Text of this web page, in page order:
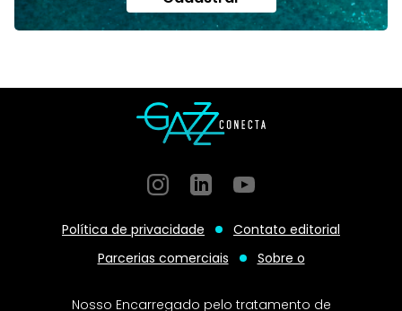
InstagramGitHubGitHub
Política de privacidade
Contato editorial
Parcerias comerciais
Sobre o
Nosso Encarregado pelo tratamento de